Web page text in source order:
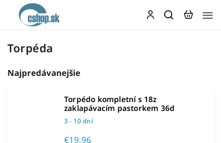
Torpéda
Najpredávanejšie
Torpédo kompletní s 18z
zaklapávacím pastorkem 36d
3 - 10 dní
€19,96